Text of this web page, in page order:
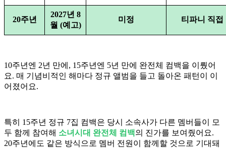
20주년
2027년 8
월 (예고)
미정 티파니 직접
10주년엔 2년 만에, 15주년엔 5년 만에 완전체 컴백을 이뤘어
요. 매 기념비적인 해마다 정규 앨범을 들고 돌아온 패턴이 이
어졌어요.
특히 15주년 정규 7집 컴백은 당시 소속사가 다른 멤버들이 모
두 함께 참여해 소녀시대 완전체 컴백의 진가를 보여줬어요.
20주년에도 같은 방식으로 멤버 전원이 함께할 것으로 기대돼